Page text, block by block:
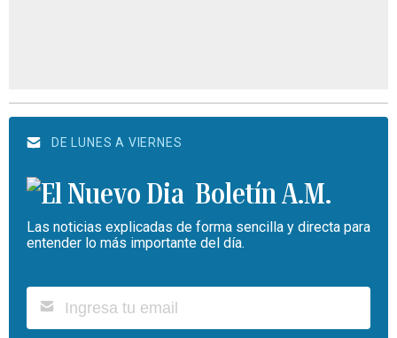
DE LUNES A VIERNES
Boletín A.M.
Las noticias explicadas de forma sencilla y directa para
entender lo más importante del día.